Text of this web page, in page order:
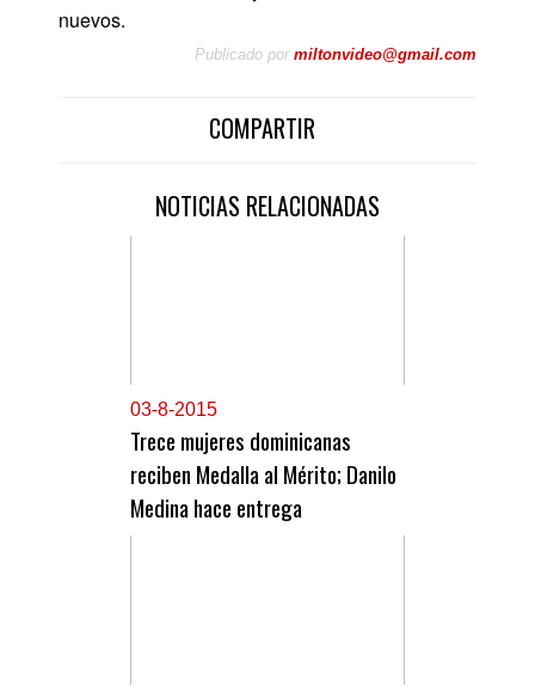
nuevos.
Publicado por miltonvideo@gmail.com
COMPARTIR
NOTICIAS RELACIONADAS
03-8-2015
Trece mujeres dominicanas
reciben Medalla al Mérito; Danilo
Medina hace entrega